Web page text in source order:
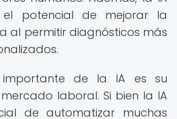
el potencial de mejorar la
al permitir diagnósticos más
de la IA es su
laboral. Si bien la IA
de automatizar muchas